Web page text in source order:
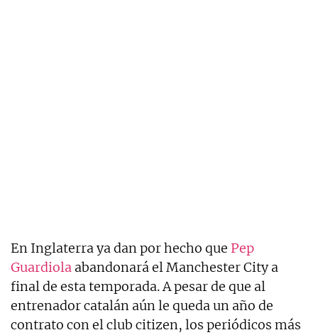
En Inglaterra ya dan por hecho que Pep
Guardiola abandonará el Manchester City a
final de esta temporada. A pesar de que al
entrenador catalán aún le queda un año de
contrato con el club citizen, los periódicos más